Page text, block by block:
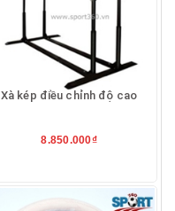
Xà kép điều chỉnh độ cao
8.850.000₫